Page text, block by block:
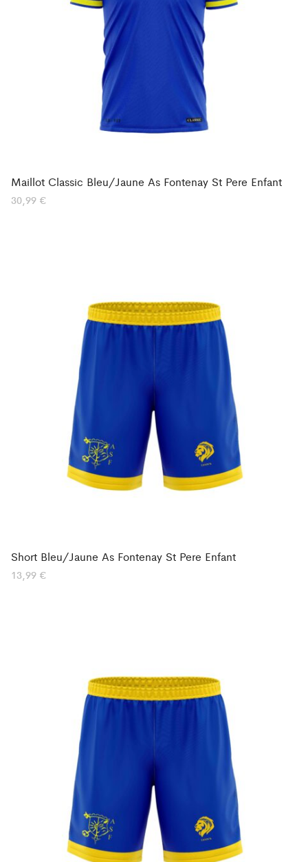
Maillot Classic Bleu/Jaune As Fontenay St Pere Enfant
30,99 €
Short Bleu/Jaune As Fontenay St Pere Enfant
13,99 €